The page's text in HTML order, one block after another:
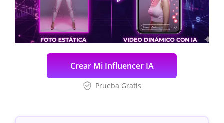
Crear Mi Influencer IA
Prueba Gratis